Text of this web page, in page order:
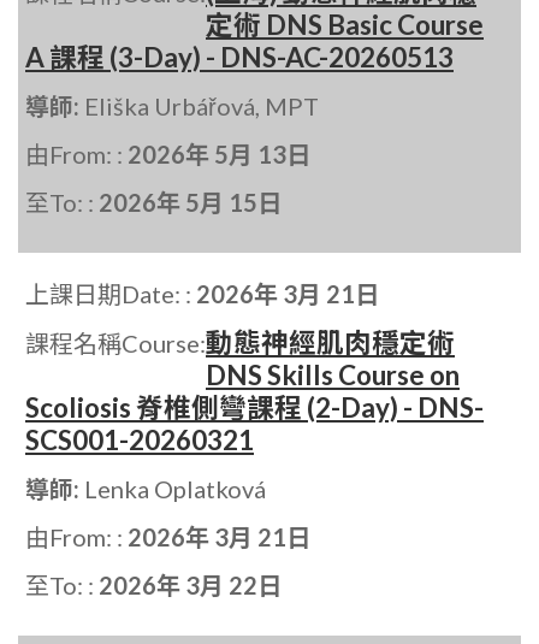
定術 DNS Basic Course
A 課程 (3-Day) - DNS-AC-20260513
導師: Eliška Urbářová, MPT
由From: : 2026年 5月 13日
至To: : 2026年 5月 15日
上課日期Date: : 2026年 3月 21日
課程名稱Course:動態神經肌肉穩定術
DNS Skills Course on
Scoliosis 脊椎側彎課程 (2-Day) - DNS-
SCS001-20260321
導師: Lenka Oplatková
由From: : 2026年 3月 21日
至To: : 2026年 3月 22日